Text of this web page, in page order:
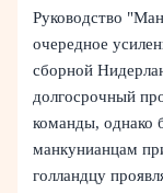
Руководство
очередное
сборной
долгосрочный
команды, однако
манкунианцам
голландцу